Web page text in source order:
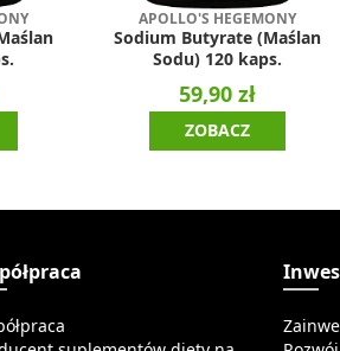
APOLLO'S HEGEMONY
Sodium Butyrate (Maślan
Sodu) 120 kaps.
59,90 zł
ZOBACZ